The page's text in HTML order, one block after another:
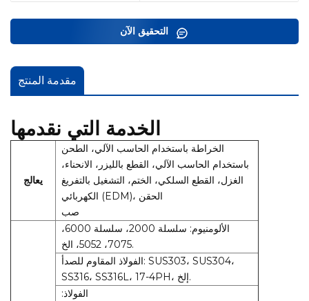
مقدمة المنتج
الخدمة التي نقدمها
يعالج
الخراطة باستخدام الحاسب الآلي، الطحن
باستخدام الحاسب الآلي، القطع بالليزر، الانحناء،
الغزل، القطع السلكي، الختم، التشغيل بالتفريغ
الكهربائي (EDM)، الحقن
صب
الألومنيوم: سلسلة 2000، سلسلة 6000،
7075، 5052، الخ.
الفولاذ المقاوم للصدأ: SUS303، SUS304،
SS316، SS316L، 17-4PH، إلخ.
الفولاذ: